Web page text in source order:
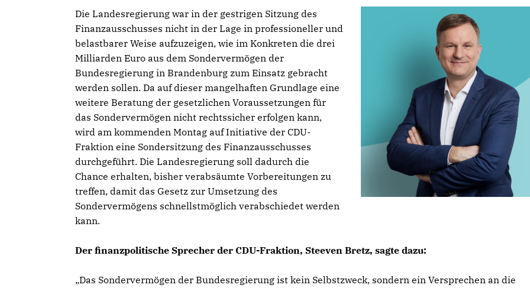
Die Landesregierung war in der gestrigen Sitzung des
Finanzausschusses nicht in der Lage in professioneller und
belastbarer Weise aufzuzeigen, wie im Konkreten die drei
Milliarden Euro aus dem Sondervermögen der
Bundesregierung in Brandenburg zum Einsatz gebracht
werden sollen. Da auf dieser mangelhaften Grundlage eine
weitere Beratung der gesetzlichen Voraussetzungen für
das Sondervermögen nicht rechtssicher erfolgen kann,
wird am kommenden Montag auf Initiative der CDU-
Fraktion eine Sondersitzung des Finanzausschusses
durchgeführt. Die Landesregierung soll dadurch die
Chance erhalten, bisher verabsäumte Vorbereitungen zu
treffen, damit das Gesetz zur Umsetzung des
Sondervermögens schnellstmöglich verabschiedet werden
kann.
Der finanzpolitische Sprecher der CDU-Fraktion, Steeven Bretz, sagte dazu:
Das Sondervermögen der Bundesregierung ist kein Selbstzweck, sondern ein Versprechen an die